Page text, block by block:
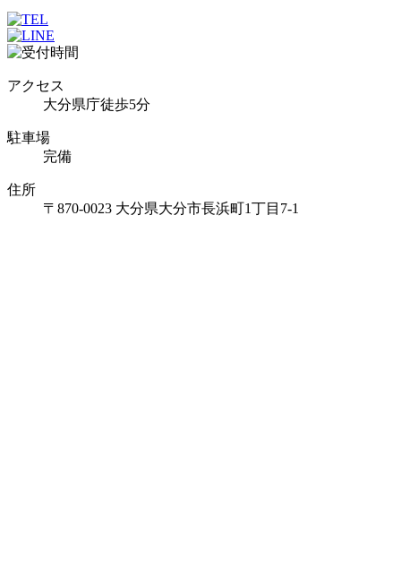
アクセス
大分県庁徒歩5分
駐車場
完備
住所
〒870-0023 大分県大分市長浜町1丁目7-1